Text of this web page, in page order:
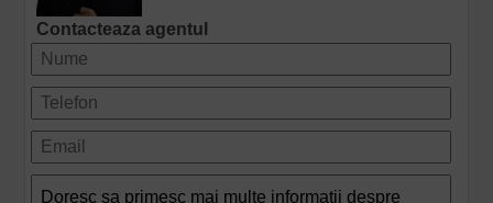
Contacteaza agentul